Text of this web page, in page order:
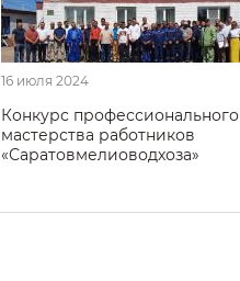
16 июля 2024
Конкурс профессионального
мастерства работников
«Саратовмелиоводхоза»